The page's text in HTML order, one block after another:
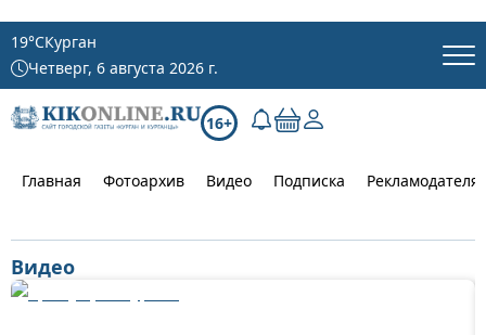
19°CКурган
Четверг, 6 августа 2026 г.
16+
Главная Фотоархив Видео Подписка
Видео